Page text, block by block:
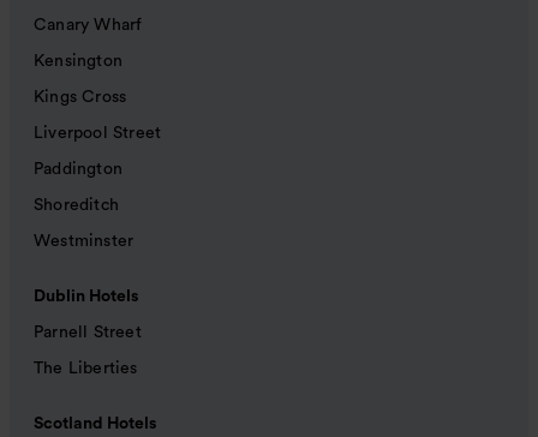
Canary Wharf
Kensington
Kings Cross
Liverpool Street
Paddington
Shoreditch
Westminster
Dublin Hotels
Parnell Street
The Liberties
Scotland Hotels